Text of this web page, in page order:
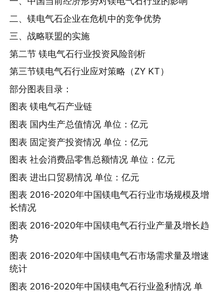
二、镁电气石企业在危机中的竞争优势
三、战略联盟的实施
第二节 镁电气石行业投资风险剖析
第三节镁电气石行业应对策略（ZY KT）
部分图表目录：
图表 镁电气石产业链
图表 国内生产总值情况 单位：亿元
图表 固定资产投资情况 单位：亿元
图表 社会消费品零售总额情况 单位：亿元
图表 进出口贸易情况 单位：亿元
图表 2016-2020年中国镁电气石行业市场规模及增
长情况
图表 2016-2020年中国镁电气石行业产量及增长趋
势
图表 2016-2020年中国镁电气石市场需求量及增速
统计
图表 2016-2020年中国镁电气石行业盈利情况 单